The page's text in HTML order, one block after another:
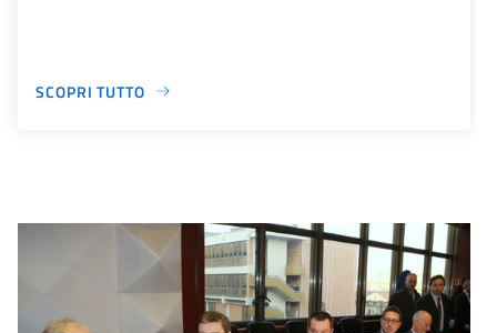
SCOPRI TUTTO